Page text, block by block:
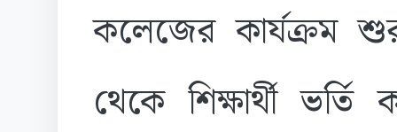
কলেজের কার্যক্রম
থেকে শিক্ষার্থী ভর্তি